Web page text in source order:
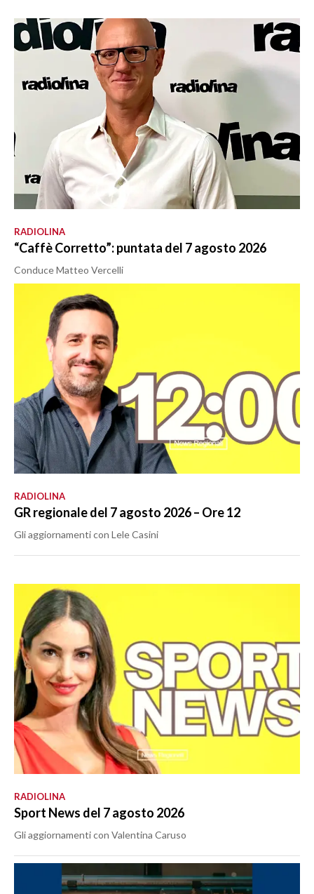
RADIOLINA
“Caffè Corretto”: puntata del 7 agosto 2026
Conduce Matteo Vercelli
RADIOLINA
GR regionale del 7 agosto 2026 – Ore 12
Gli aggiornamenti con Lele Casini
RADIOLINA
Sport News del 7 agosto 2026
Gli aggiornamenti con Valentina Caruso